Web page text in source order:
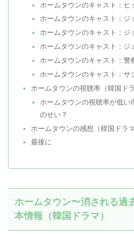
ホームタウンのキャスト：ヒ
ホームタウンのキャスト：ジ
ホームタウンのキャスト：ジ
ホームタウンのキャスト：ジ
ホームタウンのキャスト：警
ホームタウンのキャスト：サ
ホームタウンの視聴率（韓国ドラ
ホームタウンの視聴率が低い
のせい？
ホームタウンの感想（韓国ドラマ
最後に
ホームタウン〜消される過
本情報（韓国ドラマ）